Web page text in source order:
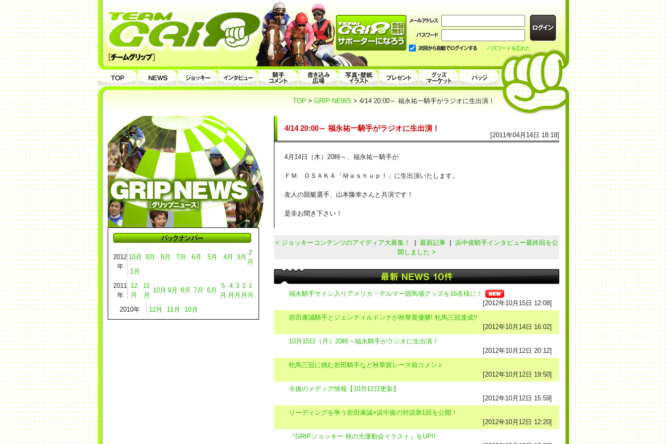
パスワードを忘れた
TOP > GRIP NEWS > 4/14 20:00～ 福永祐一騎手がラジオに生出演！
2012
年
10月 9月 8月 7月 6月 5月 4月 3月
2
月
1月
2011
年
12
月
11
月
10月 9月 8月 7月 6月
5
月
4
月
3
月
2
月
1
月
2010年
12月 11月 10月
4/14 20:00～ 福永祐一騎手がラジオに生出演！
[2011年04月14日 18:18]
4月14日（木）20時～、福永祐一騎手が
ＦＭ ＯＳＡＫＡ「Ｍａｓｈｕｐ！」に生出演いたします。
友人の競艇選手、山本隆幸さんと共演です！
是非お聞き下さい！
< ジョッキーコンテンツのアイディア大募集！ 最新記事| 浜中俊騎手インタビュー最終回を公
開しました >
福永騎手サイン入りアメリカ・デルマー競馬場グッズを16名様に！
[2012年10月15日 12:08]
岩田康誠騎手とジェンティルドンナが秋華賞優勝! 牝馬三冠達成!!
[2012年10月14日 16:02]
10月15日（月）20時～福永騎手がラジオに生出演！
[2012年10月12日 20:12]
牝馬三冠に挑む岩田騎手など秋華賞レース前コメント
[2012年10月12日 19:50]
今後のメディア情報【10月12日更新】
[2012年10月12日 15:59]
リーディングを争う岩田康誠×浜中俊の対談第1回を公開！
[2012年10月12日 12:20]
『GRIPジョッキー 秋の大運動会イラスト』をUP!!